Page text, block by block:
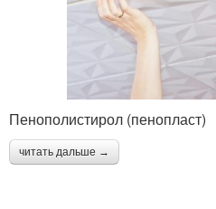
Пенополистирол (пенопласт)
читать дальше →